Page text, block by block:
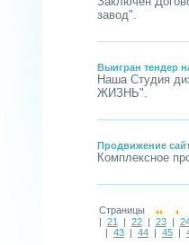
завод".
Выигран тендер
Наша Студия
ЖИЗНЬ".
Продвижение
Комплексное
Страницы
| 21 | 22| 23|
| 43 | 44 | 45 |